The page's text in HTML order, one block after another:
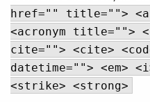
href="" title="">
<acronym title="">
cite=""> <cite>
datetime=""> <em>
<strike> <strong>